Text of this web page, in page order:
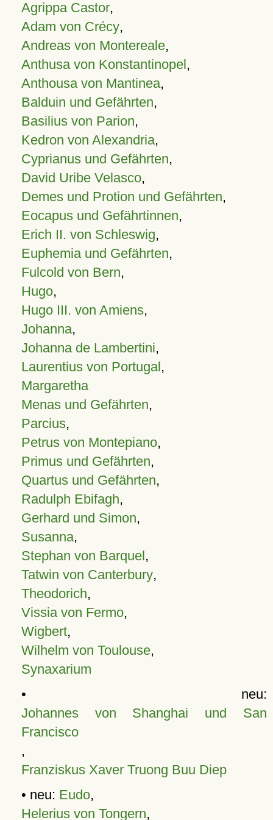
Agrippa Castor,
Adam von Crécy,
Andreas von Montereale,
Anthusa von Konstantinopel,
Anthousa von Mantinea,
Balduin und Gefährten,
Basilius von Parion,
Kedron von Alexandria,
Cyprianus und Gefährten,
David Uribe Velasco,
Demes und Protion und Gefährten,
Eocapus und Gefährtinnen,
Erich II. von Schleswig,
Euphemia und Gefährten,
Fulcold von Bern,
Hugo,
Hugo III. von Amiens,
Johanna,
Johanna de Lambertini,
Laurentius von Portugal,
Margaretha
Menas und Gefährten,
Parcius,
Petrus von Montepiano,
Primus und Gefährten,
Quartus und Gefährten,
Radulph Ebifagh,
Gerhard und Simon,
Susanna,
Stephan von Barquel,
Tatwin von Canterbury,
Theodorich,
Vissia von Fermo,
Wigbert,
Wilhelm von Toulouse,
Synaxarium
• neu:
Johannes von Shanghai und San
Francisco
,
Franziskus Xaver Truong Buu Diep
• neu: Eudo,
Helerius von Tongern,